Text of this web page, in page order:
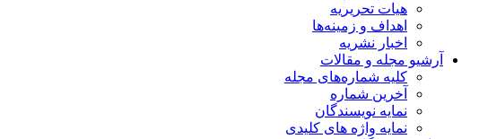
هیات تحریریه
اهداف و زمینه‌ها
اخبار نشریه
آرشیو مجله و مقالات
کلیه شماره‌های مجله
آخرین شماره
نمایه نویسندگان
نمایه واژه های کلیدی